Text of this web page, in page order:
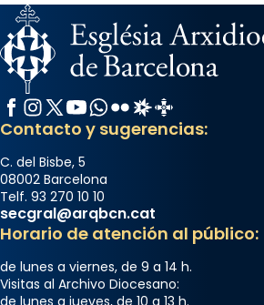
Facebook
Instagram
X / Twitter
YouTube
WhatsApp
FlickrRadio Estel
Catalunya
Contacto y sugerencias:
C. del Bisbe, 5
08002 Barcelona
Telf. 93 270 10 10
secgral@arqbcn.cat
Horario de atención al público:
de lunes a viernes, de 9 a 14 h.
Visitas al Archivo Diocesano: